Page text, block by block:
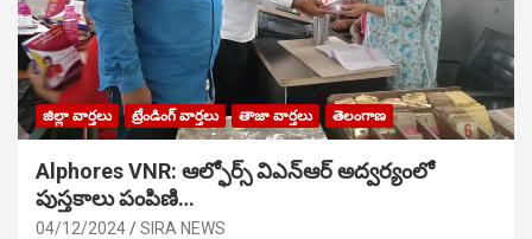
జిల్లా వార్తలు ట్రేండింగ్ వార్తలు తాజా వార్తలు తెలంగాణ
Alphores VNR: ఆల్ఫోర్స్ విఎన్ఆర్ అద్వర్యంలో
పుస్తకాలు పంపిణి…
04/12/2024 SIRA NEWS